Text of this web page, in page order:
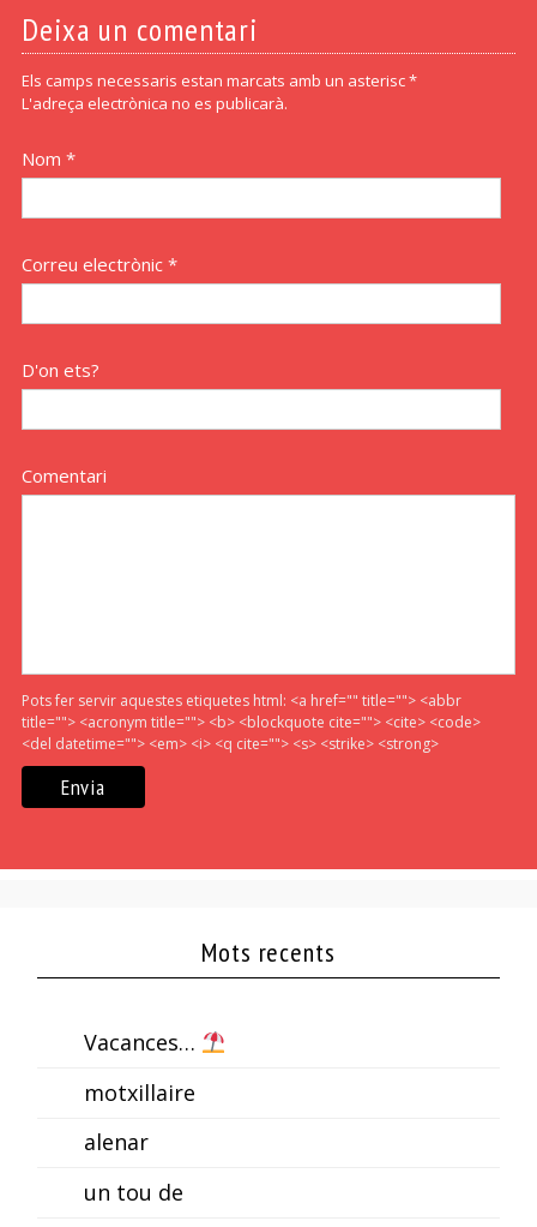
Deixa un comentari
Els camps necessaris estan marcats amb un asterisc *
L'adreça electrònica no es publicarà.
Nom *
Correu electrònic *
D'on ets?
Comentari
Pots fer servir aquestes etiquetes html: <a href="" title=""> <abbr
title=""> <acronym title=""> <b> <blockquote cite=""> <cite> <code>
<del datetime=""> <em> <i> <q cite=""> <s> <strike> <strong>
Mots recents
Vacances…
motxillaire
alenar
un tou de